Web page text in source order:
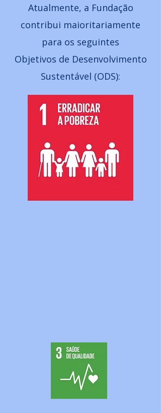
Atualmente, a Fundação
contribui maioritariamente
para os seguintes
Objetivos de Desenvolvimento
Sustentável (ODS):